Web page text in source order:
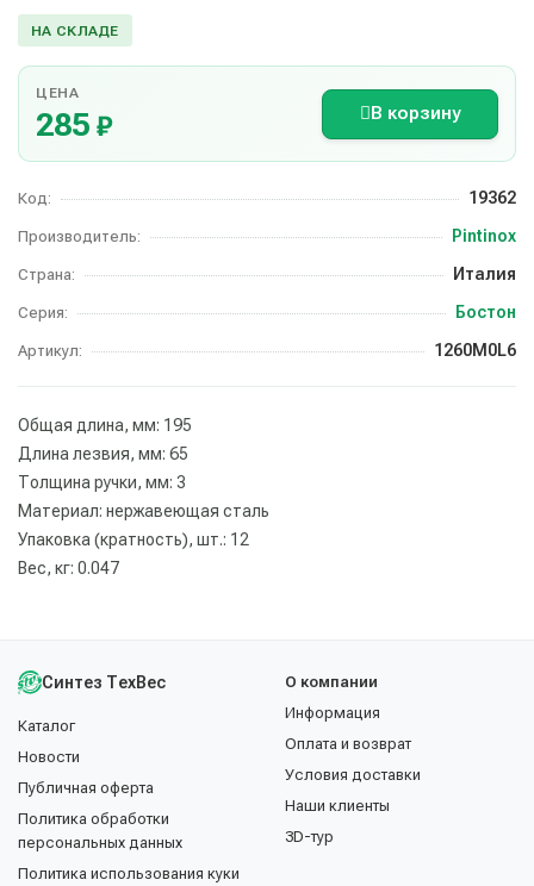
НА СКЛАДЕ
ЦЕНА
285 ₽ В корзину
Код: 19362
Производитель: Pintinox
Страна: Италия
Серия: Бостон
Артикул: 1260M0L6
Общая длина, мм: 195
Длина лезвия, мм: 65
Толщина ручки, мм: 3
Материал: нержавеющая сталь
Упаковка (кратность), шт.: 12
Вес, кг: 0.047
Синтез ТехВес
Каталог
Новости
Публичная оферта
Политика обработки
персональных данных
Политика использования куки
О компании
Информация
Оплата и возврат
Условия доставки
Наши клиенты
3D-тур